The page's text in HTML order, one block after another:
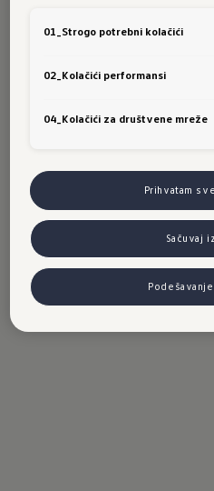
Detalji o varijantama
01_Strogo potrebni kolačići
02_Kolačići performansi
04_Kolačići za društvene mreže
Prihvatam
Sačuvaj